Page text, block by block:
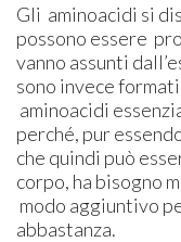
Gli aminoacidi si
possono essere
vanno assunti
sono invece
aminoacidi
perché, pur
che quindi può
corpo, ha bisogno
modo aggiuntivo
abbastanza.